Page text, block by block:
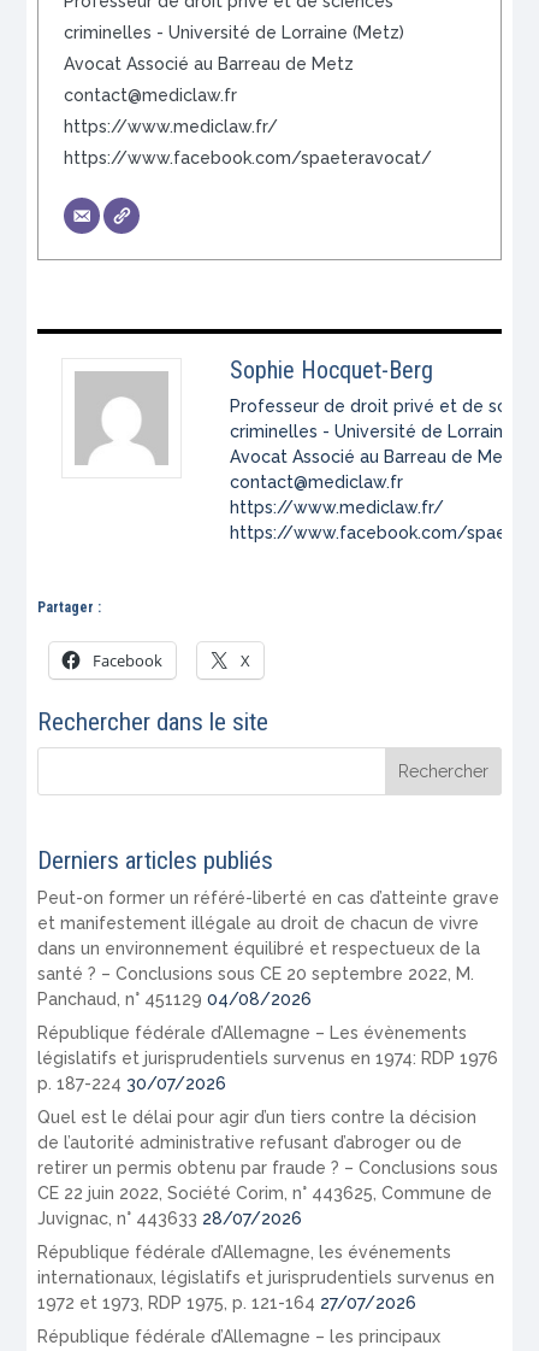
criminelles - Université de Lorraine (Metz)
Avocat Associé au Barreau de Metz
contact@mediclaw.fr
https://www.mediclaw.fr/
https://www.facebook.com/spaeteravocat/
Sophie Hocquet-Berg
Professeur de droit privé et de
criminelles - Université de Lorraine
Avocat Associé au Barreau de Metz
contact@mediclaw.fr
https://www.mediclaw.fr/
https://www.facebook.com/
Partager :
Facebook X
Rechercher dans le site
Derniers articles publiés
Peut-on former un référé-liberté en cas d’atteinte grave
et manifestement illégale au droit de chacun de vivre
dans un environnement équilibré et respectueux de la
santé ? – Conclusions sous CE 20 septembre 2022, M.
Panchaud, n° 451129 04/08/2026
République fédérale d’Allemagne – Les évènements
législatifs et jurisprudentiels survenus en 1974: RDP 1976
p. 187-224 30/07/2026
Quel est le délai pour agir d’un tiers contre la décision
de l’autorité administrative refusant d’abroger ou de
retirer un permis obtenu par fraude ? – Conclusions sous
CE 22 juin 2022, Société Corim, n° 443625, Commune de
Juvignac, n° 443633 28/07/2026
République fédérale d’Allemagne, les événements
internationaux, législatifs et jurisprudentiels survenus en
1972 et 1973, RDP 1975, p. 121-164 27/07/2026
République fédérale d’Allemagne – les principaux